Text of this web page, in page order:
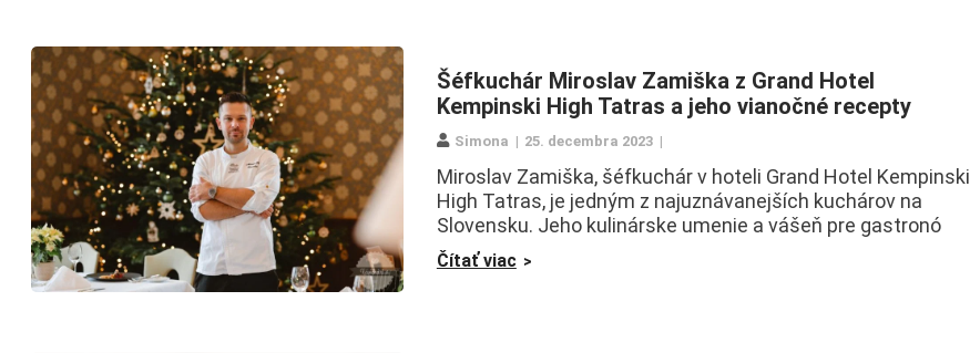
Šéfkuchár Miroslav Zamiška z Grand Hotel
Kempinski High Tatras a jeho vianočné recepty
Simona 25. decembra 2023
Miroslav Zamiška, šéfkuchár v hoteli Grand Hotel Kempinski
High Tatras, je jedným z najuznávanejších kuchárov na
Slovensku. Jeho kulinárske umenie a vášeň pre gastronó
Čítať viac